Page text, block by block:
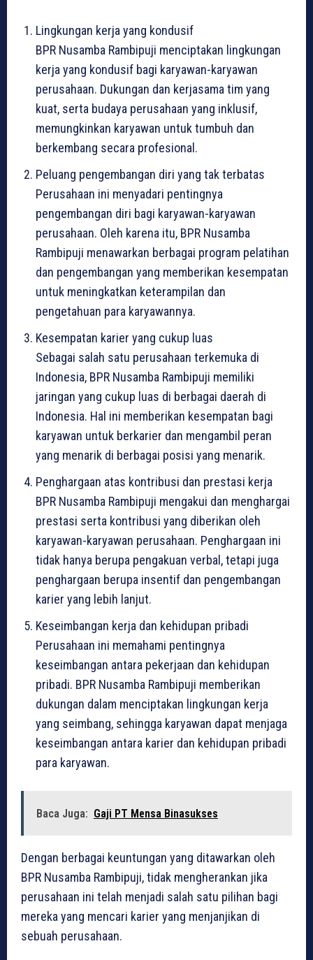
Lingkungan kerja yang kondusif
BPR Nusamba Rambipuji menciptakan lingkungan
kerja yang kondusif bagi karyawan-karyawan
perusahaan. Dukungan dan kerjasama tim yang
kuat, serta budaya perusahaan yang inklusif,
memungkinkan karyawan untuk tumbuh dan
berkembang secara profesional.
Peluang pengembangan diri yang tak terbatas
Perusahaan ini menyadari pentingnya
pengembangan diri bagi karyawan-karyawan
perusahaan. Oleh karena itu, BPR Nusamba
Rambipuji menawarkan berbagai program pelatihan
dan pengembangan yang memberikan kesempatan
untuk meningkatkan keterampilan dan
pengetahuan para karyawannya.
Kesempatan karier yang cukup luas
Sebagai salah satu perusahaan terkemuka di
Indonesia, BPR Nusamba Rambipuji memiliki
jaringan yang cukup luas di berbagai daerah di
Indonesia. Hal ini memberikan kesempatan bagi
karyawan untuk berkarier dan mengambil peran
yang menarik di berbagai posisi yang menarik.
Penghargaan atas kontribusi dan prestasi kerja
BPR Nusamba Rambipuji mengakui dan menghargai
prestasi serta kontribusi yang diberikan oleh
karyawan-karyawan perusahaan. Penghargaan ini
tidak hanya berupa pengakuan verbal, tetapi juga
penghargaan berupa insentif dan pengembangan
karier yang lebih lanjut.
Keseimbangan kerja dan kehidupan pribadi
Perusahaan ini memahami pentingnya
keseimbangan antara pekerjaan dan kehidupan
pribadi. BPR Nusamba Rambipuji memberikan
dukungan dalam menciptakan lingkungan kerja
yang seimbang, sehingga karyawan dapat menjaga
keseimbangan antara karier dan kehidupan pribadi
para karyawan.
Baca Juga: Gaji PT Mensa Binasukses
Dengan berbagai keuntungan yang ditawarkan oleh
BPR Nusamba Rambipuji, tidak mengherankan jika
perusahaan ini telah menjadi salah satu pilihan bagi
mereka yang mencari karier yang menjanjikan di
sebuah perusahaan.